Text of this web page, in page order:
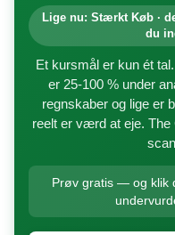
Lige nu: Stærkt Køb ·
du
Et kursmål er kun ét
er 25-100 % under
regnskaber og lige er
reelt er værd at eje. The
Prøv gratis — og klik